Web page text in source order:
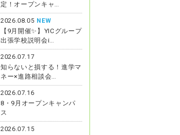
定！オープンキャ…
2026.08.05 NEW
【9月開催✨】YICグループ
出張学校説明会i…
2026.07.17
知らないと損する！進学マ
ネー×進路相談会…
2026.07.16
8・9月オープンキャンパ
ス
2026.07.15